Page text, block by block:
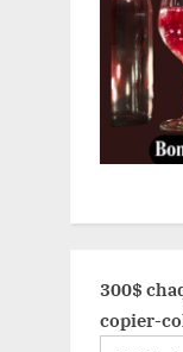
300$
copier-